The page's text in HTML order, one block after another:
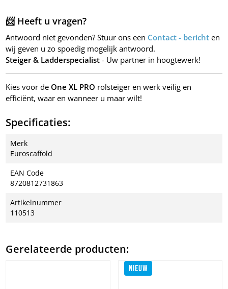
📨 Heeft u vragen?
Antwoord niet gevonden? Stuur ons een Contact - bericht en
wij geven u zo spoedig mogelijk antwoord.
Steiger & Ladderspecialist - Uw partner in hoogtewerk!
Kies voor de One XL PRO rolsteiger en werk veilig en
efficiënt, waar en wanneer u maar wilt!
Specificaties:
Merk
Euroscaffold
EAN Code
8720812731863
Artikelnummer
110513
Gerelateerde producten:
NIEUW